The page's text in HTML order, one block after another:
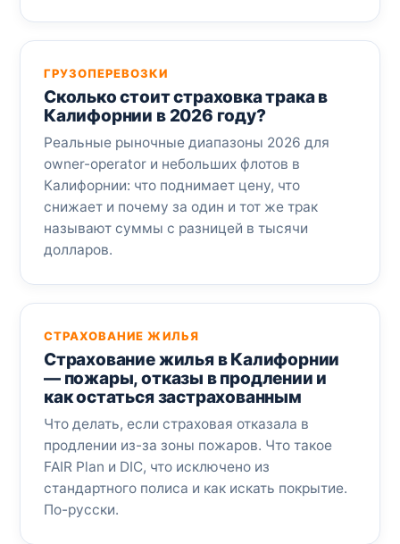
ГРУЗОПЕРЕВОЗКИ
Сколько стоит страховка трака в
Калифорнии в 2026 году?
Реальные рыночные диапазоны 2026 для
owner-operator и небольших флотов в
Калифорнии: что поднимает цену, что
снижает и почему за один и тот же трак
называют суммы с разницей в тысячи
долларов.
СТРАХОВАНИЕ ЖИЛЬЯ
Страхование жилья в Калифорнии
— пожары, отказы в продлении и
как остаться застрахованным
Что делать, если страховая отказала в
продлении из-за зоны пожаров. Что такое
FAIR Plan и DIC, что исключено из
стандартного полиса и как искать покрытие.
По-русски.